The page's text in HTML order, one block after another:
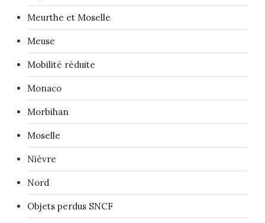
Meurthe et Moselle
Meuse
Mobilité réduite
Monaco
Morbihan
Moselle
Nièvre
Nord
Objets perdus SNCF